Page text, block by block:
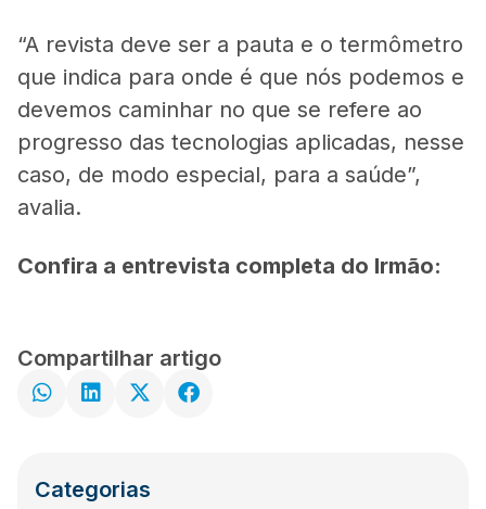
“A revista deve ser a pauta e o termômetro
que indica para onde é que nós podemos e
devemos caminhar no que se refere ao
progresso das tecnologias aplicadas, nesse
caso, de modo especial, para a saúde”,
avalia.
Confira a entrevista completa do Irmão:
Compartilhar artigo
Categorias